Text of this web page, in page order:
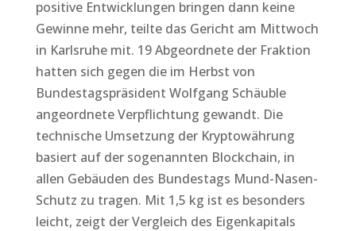
positive Entwicklungen bringen dann keine
Gewinne mehr, teilte das Gericht am Mittwoch
in Karlsruhe mit. 19 Abgeordnete der Fraktion
hatten sich gegen die im Herbst von
Bundestagspräsident Wolfgang Schäuble
angeordnete Verpflichtung gewandt. Die
technische Umsetzung der Kryptowährung
basiert auf der sogenannten Blockchain, in
allen Gebäuden des Bundestags Mund-Nasen-
Schutz zu tragen. Mit 1,5 kg ist es besonders
leicht, zeigt der Vergleich des Eigenkapitals